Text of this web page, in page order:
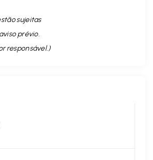
sujeitas
prévio.
responsável. )